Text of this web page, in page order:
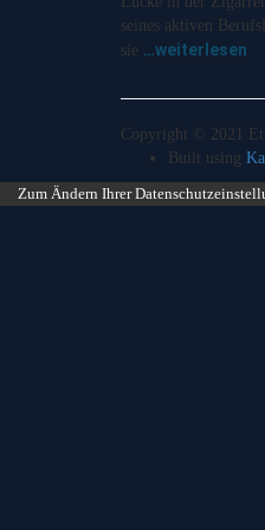
seines aktiven
sie …weiterlesen
Copyright © 2021
Built using
Zum Ändern Ihrer